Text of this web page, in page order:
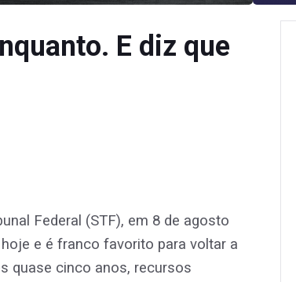
E diz que
Federal (STF), em 8 de agosto
e é franco favorito para voltar a
quase cinco anos, recursos